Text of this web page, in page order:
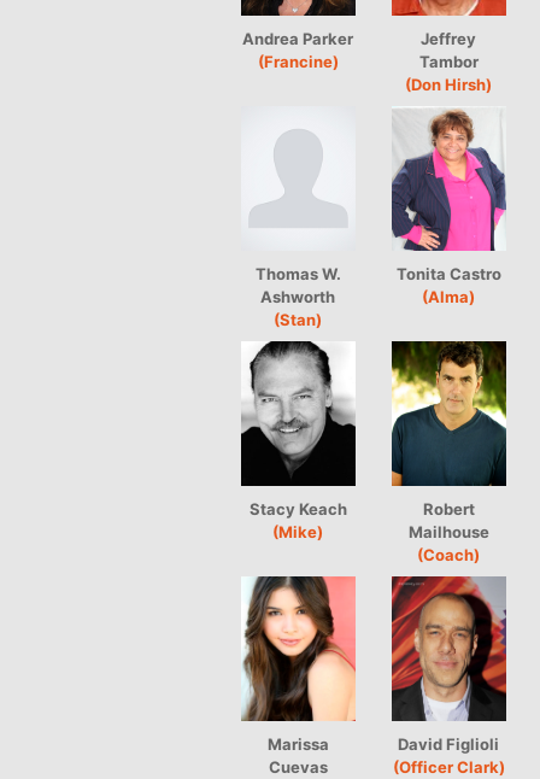
Andrea Parker
(Francine)
Jeffrey
Tambor
(Don Hirsh)
Thomas W.
Ashworth
(Stan)
Tonita Castro
(Alma)
Stacy Keach
(Mike)
Robert
Mailhouse
(Coach)
Marissa
Cuevas
David Figlioli
(Officer Clark)